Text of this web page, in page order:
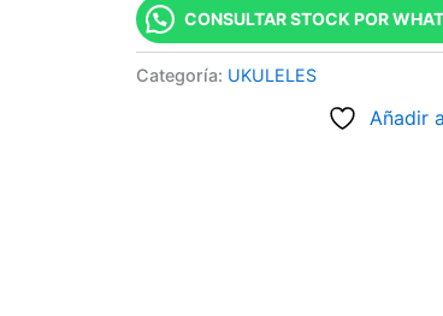
CONSULTAR STOCK POR
Categoría: UKULELES
Añadir